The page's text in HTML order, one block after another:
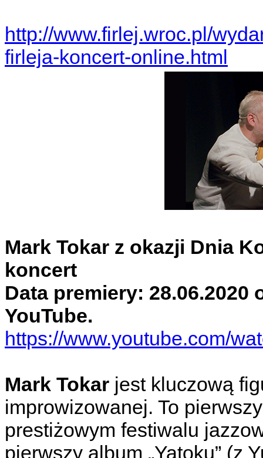
http://www.firlej.wroc.pl/
firleja-koncert-online.html
Mark Tokar z okazji Dnia
koncert
Data premiery: 28.06.2020
YouTube.
https://www.youtube.com/
Mark Tokar jest kluczową
improwizowanej. To
prestiżowym festiwalu
pierwszy album „Yatoku” (z